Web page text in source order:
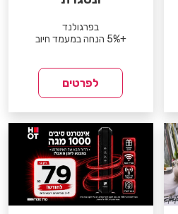
בפרגולנד
+5% הנחה במעמד חיוב
לפרטים